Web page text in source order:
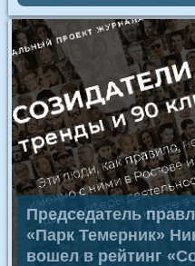
Председатель
«Парк Темерник»
вошел в рейтинг